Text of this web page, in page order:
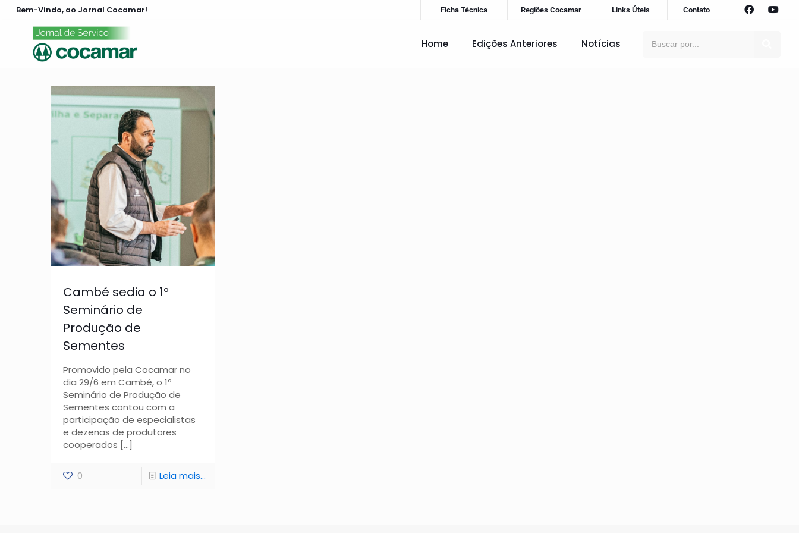
Bem-Vindo, ao Jornal Cocamar! Ficha Técnica Regiões Cocamar Links Úteis Contato
Home Edições Anteriores Notícias
Cambé sedia o 1º
Seminário de
Produção de
Sementes
Promovido pela Cocamar no
dia 29/6 em Cambé, o 1º
Seminário de Produção de
Sementes contou com a
participação de especialistas
e dezenas de produtores
cooperados […]
0 Leia mais...